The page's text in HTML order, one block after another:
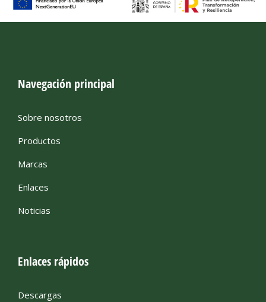
Navegación principal
Sobre nosotros
Productos
Marcas
Enlaces
Noticias
Enlaces rápidos
Descargas